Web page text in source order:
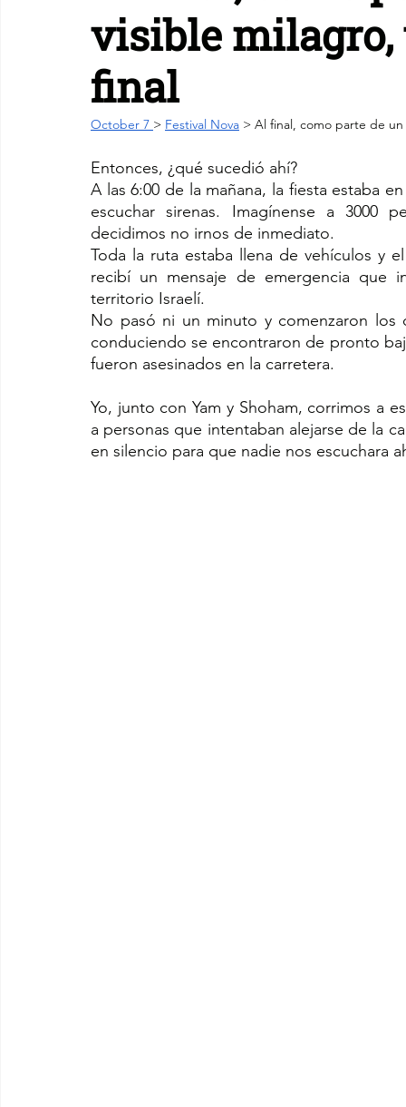
visible
final
October 7 > Festival Nova > Al final, como parte de
Entonces, ¿qué sucedió ahí?
A las 6:00 de la mañana, la fiesta estaba
escuchar sirenas. Imagínense a 3000
decidimos no irnos de inmediato.
Toda la ruta estaba llena de vehículos y
recibí un mensaje de emergencia que
territorio Israelí.
No pasó ni un minuto y comenzaron los
conduciendo se encontraron de pronto
fueron asesinados en la carretera.
Yo, junto con Yam y Shoham, corrimos a
a personas que intentaban alejarse de la
en silencio para que nadie nos escuchara